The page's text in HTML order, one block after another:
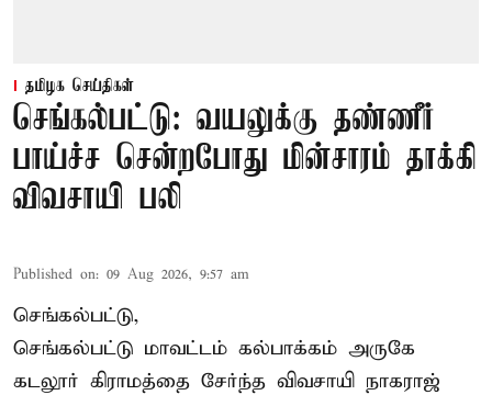
தமிழக செய்திகள்
செங்கல்பட்டு: வயலுக்கு தண்ணீர்
பாய்ச்ச சென்றபோது மின்சாரம் தாக்கி
விவசாயி பலி
Published on: 09 Aug 2026, 9:57 am
செங்கல்பட்டு,
செங்கல்பட்டு மாவட்டம் கல்பாக்கம் அருகே
கடலூர் கிராமத்தை சேர்ந்த விவசாயி நாகராஜ்